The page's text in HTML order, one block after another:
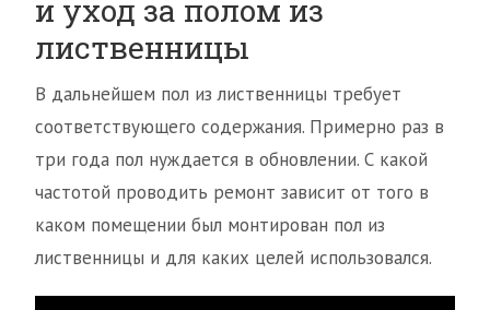
и уход за полом из
лиственницы
В дальнейшем пол из лиственницы требует
соответствующего содержания. Примерно раз в
три года пол нуждается в обновлении. С какой
частотой проводить ремонт зависит от того в
каком помещении был монтирован пол из
лиственницы и для каких целей использовался.